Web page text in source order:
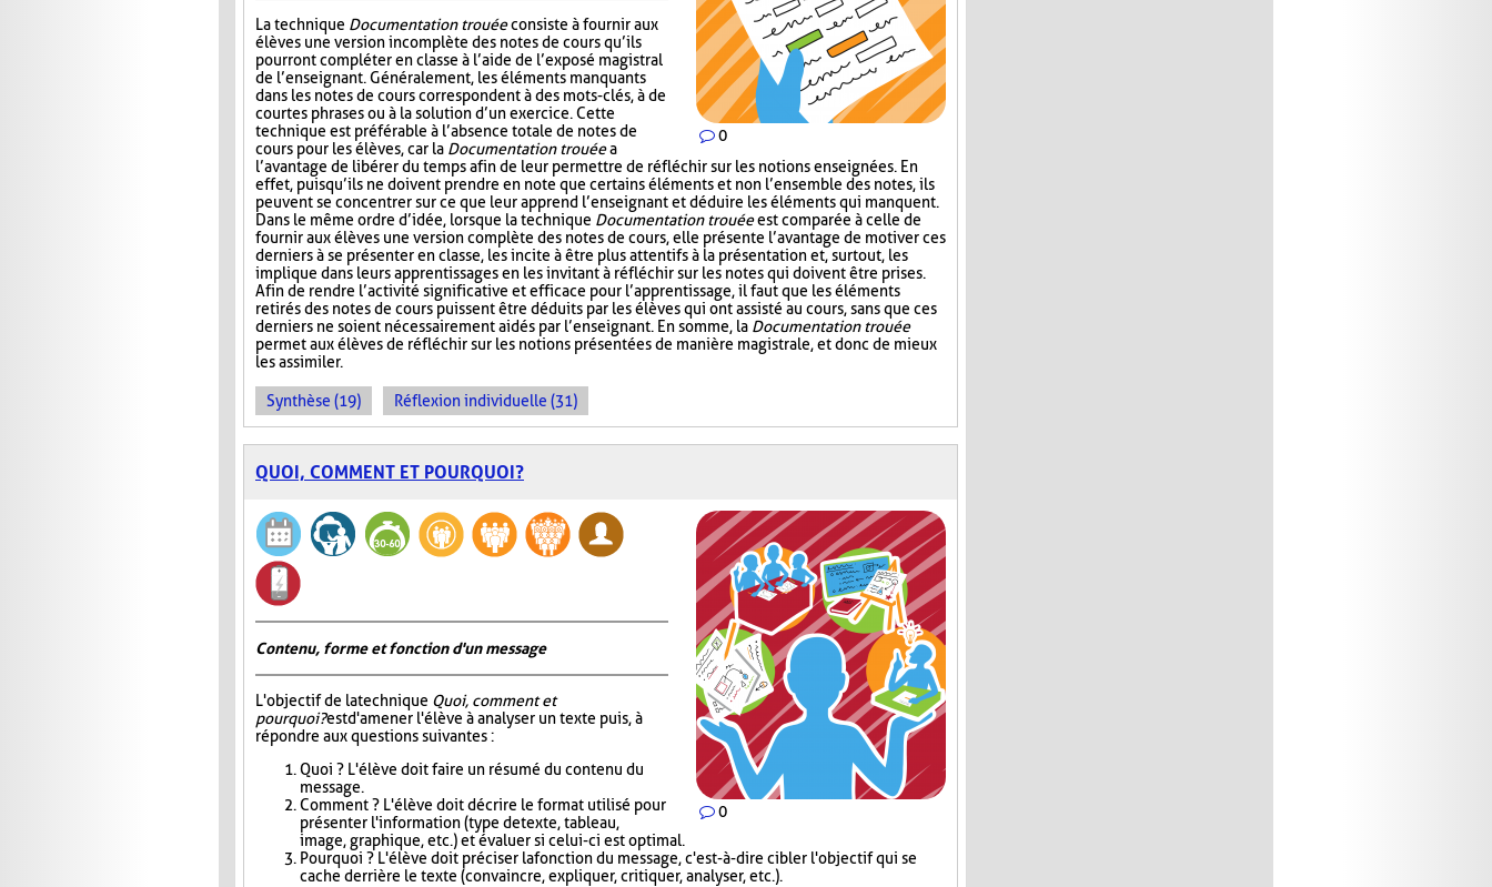
0
La technique Documentation trouéeconsiste à fournir aux
élèves une version incomplète des notes de cours qu’ils
pourront compléter en classe à l’aide de l’exposé magistral
de l’enseignant. Généralement, les éléments manquants
dans les notes de cours correspondent à des mots-clés, à de
courtes phrases ou à la solution d’un exercice. Cette
technique est préférable à l’absence totale de notes de
cours pour les élèves, car la Documentation trouéea
l’avantage de libérer du temps afin de leur permettre de réfléchir sur les notions enseignées. En
effet, puisqu’ils ne doivent prendre en note que certains éléments et non l’ensemble des notes, ils
peuvent se concentrer sur ce que leur apprend l’enseignant et déduire les éléments qui manquent.
Dans le même ordre d’idée, lorsque la technique Documentation trouéeest comparée à celle de
fournir aux élèves une version complète des notes de cours, elle présente l’avantage de motiver ces
derniers à se présenter en classe, les incite à être plus attentifs à la présentation et, surtout, les
implique dans leurs apprentissages en les invitant à réfléchir sur les notes qui doivent être prises.
Afin de rendre l’activité significative et efficace pour l’apprentissage, il faut que les éléments
retirés des notes de cours puissent être déduits par les élèves qui ont assisté au cours, sans que ces
derniers ne soient nécessairement aidés par l’enseignant. En somme, la Documentation trouée
permet aux élèves de réfléchir sur les notions présentées de manière magistrale, et donc de mieux
les assimiler.
Synthèse (19) Réflexion individuelle (31)
QUOI, COMMENT ET POURQUOI?
0
Contenu, forme et fonction d'un message
L'objectif de la technique Quoi, comment et
pourquoi?est d'amener l'élève à analyser un texte puis, à
répondre aux questions suivantes :
Quoi ? L'élève doit faire un résumé du contenu du
message.
Comment ? L'élève doit décrire le format utilisé pour
présenter l'information (type de texte, tableau,
image, graphique, etc.) et évaluer si celui-ci est optimal.
Pourquoi ? L'élève doit préciser la fonction du message, c'est-à-dire cibler l'objectif qui se
cache derrière le texte (convaincre, expliquer, critiquer, analyser, etc.).